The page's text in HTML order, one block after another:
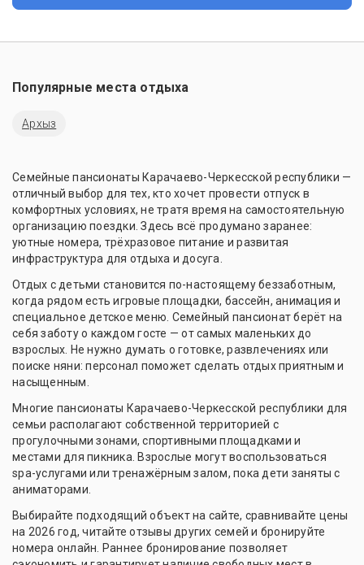
Популярные места отдыха
Архыз
Семейные пансионаты Карачаево-Черкесской республики —
отличный выбор для тех, кто хочет провести отпуск в
комфортных условиях, не тратя время на самостоятельную
организацию поездки. Здесь всё продумано заранее:
уютные номера, трёхразовое питание и развитая
инфраструктура для отдыха и досуга.
Отдых с детьми становится по-настоящему беззаботным,
когда рядом есть игровые площадки, бассейн, анимация и
специальное детское меню. Семейный пансионат берёт на
себя заботу о каждом госте — от самых маленьких до
взрослых. Не нужно думать о готовке, развлечениях или
поиске няни: персонал поможет сделать отдых приятным и
насыщенным.
Многие пансионаты Карачаево-Черкесской республики для
семьи располагают собственной территорией с
прогулочными зонами, спортивными площадками и
местами для пикника. Взрослые могут воспользоваться
spa-услугами или тренажёрным залом, пока дети заняты с
аниматорами.
Выбирайте подходящий объект на сайте, сравнивайте цены
на 2026 год, читайте отзывы других семей и бронируйте
номера онлайн. Раннее бронирование позволяет